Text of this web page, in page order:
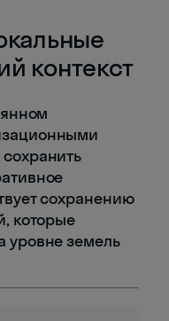
контекст
сохранению
которые
уровне земель